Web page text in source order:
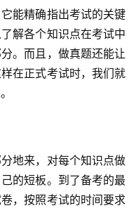
能精确指出考试的关键
解各个知识点在考试中
。而且，做真题还能让
在正式考试时，我们就
地来，对每个知识点做
的短板。到了备考的最
，按照考试的时间要求